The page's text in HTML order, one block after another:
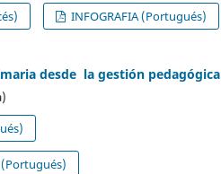
INFOGRAFIA (Portugués)
desde la gestión pedagógica